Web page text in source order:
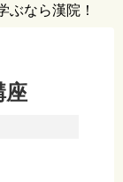
ぶなら漢院！
座